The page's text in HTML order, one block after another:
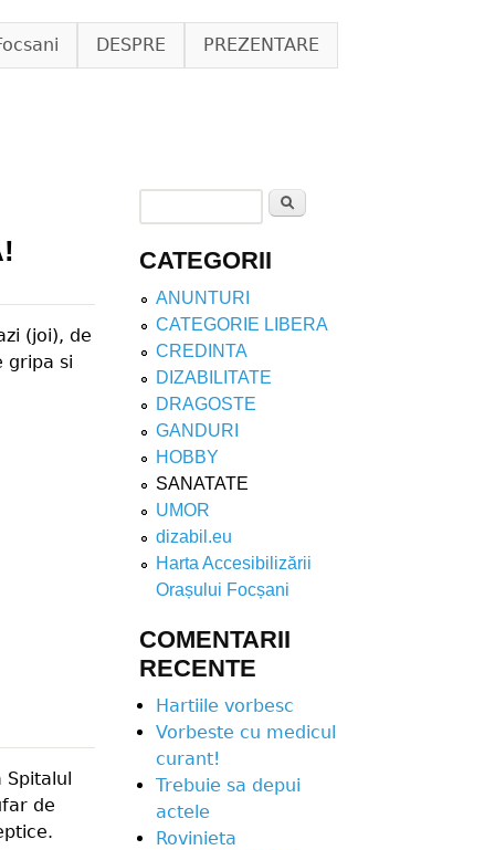
DESPRE PREZENTARE
(joi), de
gripa si
Spitalul
de
Search form
CATEGORII
ANUNTURI
CATEGORIE LIBERA
CREDINTA
DIZABILITATE
DRAGOSTE
GANDURI
HOBBY
SANATATE
UMOR
dizabil.eu
Harta Accesibilizării
Orașului Focșani
COMENTARII
RECENTE
Hartiile vorbesc
Vorbeste cu medicul
curant!
Trebuie sa depui
actele
Rovinieta